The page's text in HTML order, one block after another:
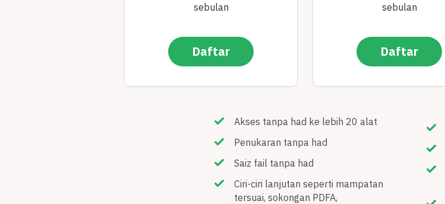
sebulan
Daftar
sebulan
Daftar
Akses tanpa had ke lebih 20 alat
Penukaran tanpa had
Saiz fail tanpa had
Ciri-ciri lanjutan seperti mampatan
tersuai, sokongan PDFA,